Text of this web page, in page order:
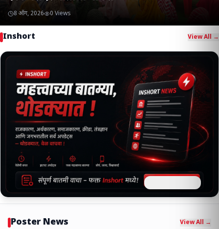
8 ऑग, 2026 0 Views
Inshort View All →
Poster News View All →